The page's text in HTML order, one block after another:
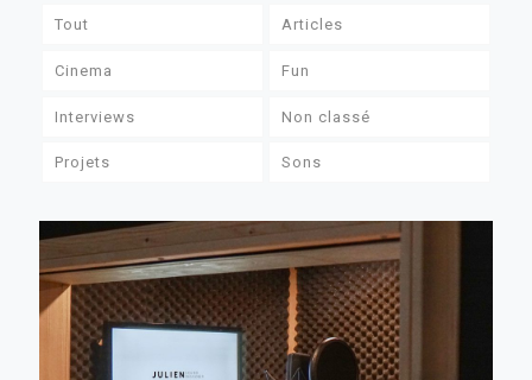
Tout Articles
Cinema Fun
Interviews Non classé
Projets Sons